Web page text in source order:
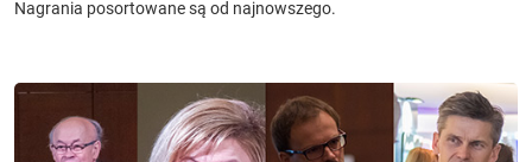
Nagrania posortowane są od najnowszego.